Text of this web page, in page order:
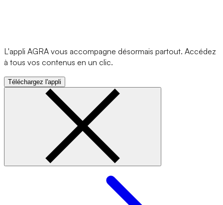
L'appli AGRA vous accompagne désormais partout. Accédez
à tous vos contenus en un clic.
Téléchargez l'appli